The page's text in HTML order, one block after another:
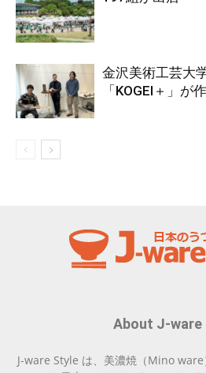
金沢美術工芸大
「KOGEI＋」が
About J-ware
J-ware Style は、美濃焼（Mino ware